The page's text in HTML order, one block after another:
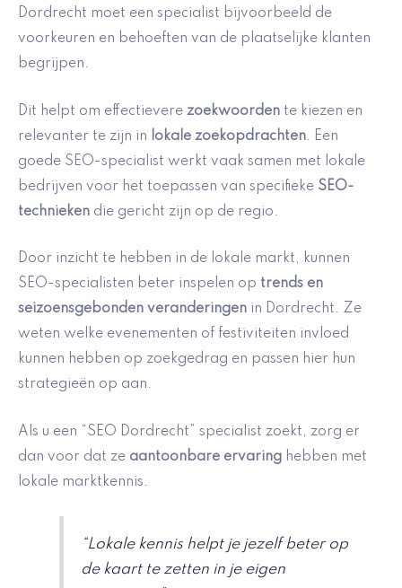
Dordrecht moet een specialist bijvoorbeeld de
voorkeuren en behoeften van de plaatselijke klanten
begrijpen.
Dit helpt om effectievere zoekwoorden te kiezen en
relevanter te zijn in
lokale zoekopdrachten. Een
goede SEO-specialist werkt vaak samen met lokale
bedrijven voor het toepassen van specifieke SEO-
technieken die gericht zijn op de regio.
Door inzicht te hebben in de lokale markt, kunnen
SEO-specialisten beter inspelen op trends en
seizoensgebonden veranderingen in Dordrecht. Ze
weten welke evenementen of festiviteiten invloed
kunnen hebben op zoekgedrag en passen hier hun
strategieën op aan.
Als u een “SEO Dordrecht” specialist zoekt, zorg er
dan voor dat ze aantoonbare ervaring hebben met
lokale marktkennis.
“Lokale kennis helpt je jezelf beter op
de kaart te zetten in je eigen